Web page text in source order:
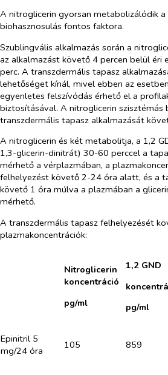
A nitroglicerin gyorsan metabolizálódik a
biohasznosulás fontos faktora.
Szublingvális alkalmazás során a
az alkalmazást követő 4 percen belül éri
perc. A transzdermális tapasz
lehetőséget kínál, mivel ebben az
egyenletes felszívódás érhető el a
biztosításával. A nitroglicerin szisztémás
transzdermális tapasz alkalmazását
A nitroglicerin és két metabolitja, a 1,2
1,3-glicerin-dinitrát) 30-60 perccel a
mérhető a vérplazmában, a
felhelyezést követő 2-24 óra alatt, és a
követő 1 óra múlva a plazmában a
mérhető.
A transzdermális tapasz felhelyezését
plazmakoncentrációk:
Nitroglicerin
koncentráció
pg/ml
1,2 GND
pg/ml
Epinitril 5
mg/24 óra
105 859